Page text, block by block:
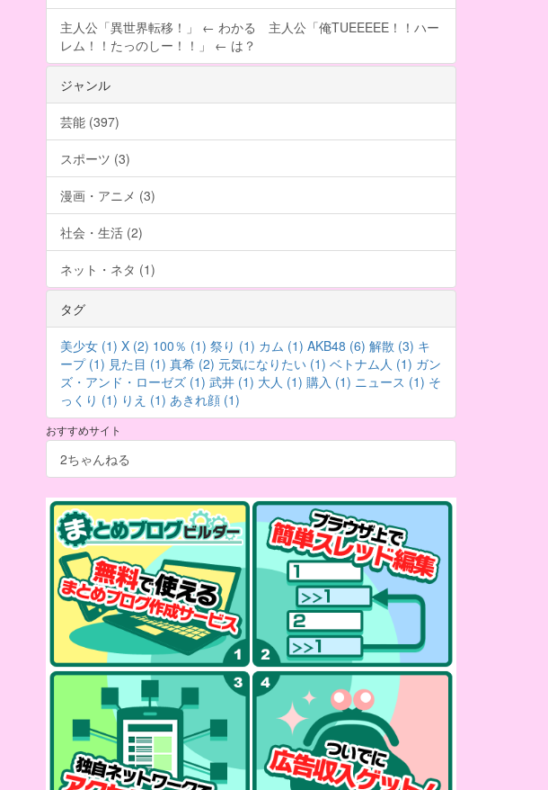
主人公「異世界転移！」 ← わかる 主人公「俺TUEEEEE！！ハー
レム！！たっのしー！！」 ← は？
ジャンル
芸能 (397)
スポーツ (3)
漫画・アニメ (3)
社会・生活 (2)
ネット・ネタ (1)
タグ
美少女 (1) X (2) 100％ (1) 祭り (1) カム (1) AKB48 (6) 解散 (3) キ
ープ (1) 見た目 (1) 真希 (2) 元気になりたい (1) ベトナム人 (1) ガン
ズ・アンド・ローゼズ (1) 武井 (1) 大人 (1) 購入 (1) ニュース (1) そ
っくり (1) りえ (1) あきれ顔 (1)
おすすめサイト
2ちゃんねる